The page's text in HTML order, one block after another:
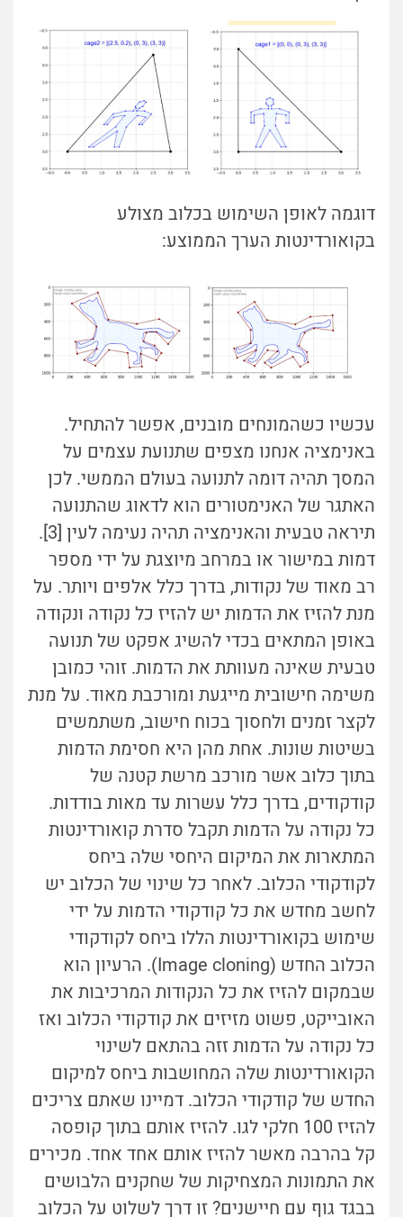
דוגמה לאופן השימוש בכלוב מצולע
בקואורדינטות הערך הממוצע:
עכשיו כשהמונחים מובנים, אפשר להתחיל.
באנימציה אנחנו מצפים שתנועת עצמים על
המסך תהיה דומה לתנועה בעולם הממשי. לכן
האתגר של האנימטורים הוא לדאוג שהתנועה
תיראה טבעית והאנימציה תהיה נעימה לעין [3].
דמות במישור או במרחב מיוצגת על ידי מספר
רב מאוד של נקודות, בדרך כלל אלפים ויותר. על
מנת להזיז את הדמות יש להזיז כל נקודה ונקודה
באופן המתאים בכדי להשיג אפקט של תנועה
טבעית שאינה מעוותת את הדמות. זוהי כמובן
משימה חישובית מייגעת ומורכבת מאוד. על מנת
לקצר זמנים ולחסוך בכוח חישוב, משתמשים
בשיטות שונות. אחת מהן היא חסימת הדמות
בתוך כלוב אשר מורכב מרשת קטנה של
קודקודים, בדרך כלל עשרות עד מאות בודדות.
כל נקודה על הדמות תקבל סדרת קואורדינטות
המתארות את המיקום היחסי שלה ביחס
לקודקודי הכלוב. לאחר כל שינוי של הכלוב יש
לחשב מחדש את כל קודקודי הדמות על ידי
שימוש בקואורדינטות הללו ביחס לקודקודי
הכלוב החדש (Image cloning). הרעיון הוא
שבמקום להזיז את כל הנקודות המרכיבות את
האובייקט, פשוט מזיזים את קודקודי הכלוב ואז
כל נקודה על הדמות זזה בהתאם לשינוי
הקואורדינטות שלה המחושבות ביחס למיקום
החדש של קודקודי הכלוב. דמיינו שאתם צריכים
להזיז 100 חלקי לגו. להזיז אותם בתוך קופסה
קל בהרבה מאשר להזיז אותם אחד אחד. מכירים
את התמונות המצחיקות של שחקנים הלבושים
בבגד גוף עם חיישנים? זו דרך לשלוט על הכלוב